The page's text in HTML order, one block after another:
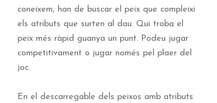
coneixem, han de buscar el peix que compleixi
els atributs que surten al dau. Qui troba el
peix més ràpid guanya un punt. Podeu jugar
competitivament o jugar només pel plaer del
joc.
En el descarregable dels peixos amb atributs